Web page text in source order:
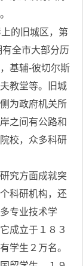
的旧城区，第
全市大部分历
基辅-彼切尔斯
教堂等。旧城
为政府机关所
之间有公路和
校，众多科研
究方面成就突
科研机构，还
专业技术学
成立于１８３
学生２万名。